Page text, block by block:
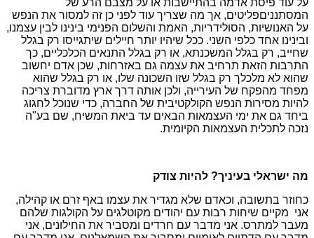
על עוד פיסת אדמה בהתיישבות או על מצבם הרע של
המסתנניםפליטים, אך מה שצריך עוד לפני כן זה למסור את הנפש
על האנושיות, הסולידריות, האמת והשלום הפנימי בינינו לבין עצמנו,
ובינינו אחד כלפי השני. ככל שיהיו יותר חיילים שיתגייסו רק בגלל
שחייב, רק בגלל המשכנתא, או רק בגלל התנאים הכלכליים, כך
התרבות הזאת תרחיב את עצמה גם באזרחות, שכן אדם יחשוב
שהוא לא מלכלך רק בגלל שזו השכונה שלו, או רק בגלל שהוא
מפחד מהפקח של העירייה, ולכן אותה דרך ארץ מדוברת צריכה
להיות מסירות הנפש הקולקטיבית של החברה, כדי שנוכל לחגוג
ביחד גם את ימי העצמאות הבאים עד ביאת המשיח, שם בע"ה
נזכה לתכלית העצמאות הקיומית.
מה ישראלי בעיניך? להיות צודק
כחוזר בתשובה, וכאדם שלא מגדיר את עצמו באף זרם או קהילה,
אני מקיים שיחות רבות עם יהודים מקוטלגים על הקולגות שלהם
מעבר למתרס. אני מדבר עם חרדים ומסביר את החילונים, אני